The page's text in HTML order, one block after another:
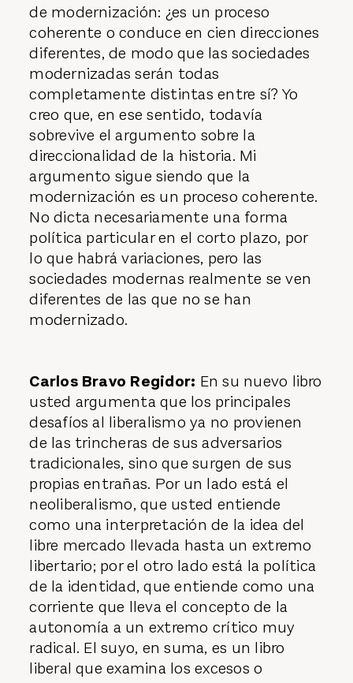
de modernización: ¿es un proceso
coherente o conduce en cien direcciones
diferentes, de modo que las sociedades
modernizadas serán todas
completamente distintas entre sí? Yo
creo que, en ese sentido, todavía
sobrevive el argumento sobre la
direccionalidad de la historia. Mi
argumento sigue siendo que la
modernización es un proceso coherente.
No dicta necesariamente una forma
política particular en el corto plazo, por
lo que habrá variaciones, pero las
sociedades modernas realmente se ven
diferentes de las que no se han
modernizado.
Carlos Bravo Regidor: En su nuevo libro
usted argumenta que los principales
desafíos al liberalismo ya no provienen
de las trincheras de sus adversarios
tradicionales, sino que surgen de sus
propias entrañas. Por un lado está el
neoliberalismo, que usted entiende
como una interpretación de la idea del
libre mercado llevada hasta un extremo
libertario; por el otro lado está la política
de la identidad, que entiende como una
corriente que lleva el concepto de la
autonomía a un extremo crítico muy
radical. El suyo, en suma, es un libro
liberal que examina los excesos o